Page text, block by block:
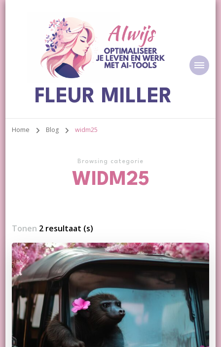
FLEUR MILLER
Home Blog widm25
Browsing categorie
WIDM25
Tonen 2 resultaat (s)